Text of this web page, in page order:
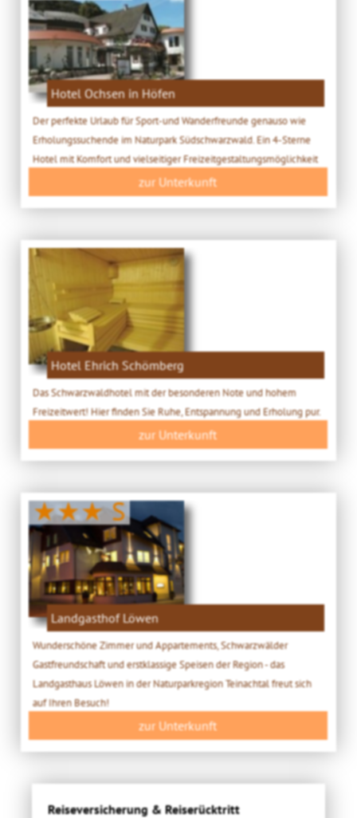
Hotel Ochsen in Höfen
Der perfekte Urlaub für Sport-und Wanderfreunde genauso wie
Erholungssuchende im Naturpark Südschwarzwald. Ein 4-Sterne
Hotel mit Komfort und vielseitiger Freizeitgestaltungsmöglichkeit
zur Unterkunft
Hotel Ehrich Schömberg
Das Schwarzwaldhotel mit der besonderen Note und hohem
Freizeitwert! Hier finden Sie Ruhe, Entspannung und Erholung pur.
zur Unterkunft
★★★ S
Landgasthof Löwen
Wunderschöne Zimmer und Appartements, Schwarzwälder
Gastfreundschaft und erstklassige Speisen der Region - das
Landgasthaus Löwen in der Naturparkregion Teinachtal freut sich
auf Ihren Besuch!
zur Unterkunft
Reiseversicherung & Reiserücktritt